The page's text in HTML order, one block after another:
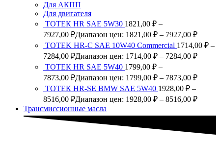
Для АКПП
Для двигателя
ТОТЕК HR SAE 5W30 1821,00 ₽ –
7927,00 ₽Диапазон цен: 1821,00 ₽ – 7927,00 ₽
TOTEK HR-C SAE 10W40 Commercial 1714,00 ₽ –
7284,00 ₽Диапазон цен: 1714,00 ₽ – 7284,00 ₽
ТОТЕК HR SAE 5W40 1799,00 ₽ –
7873,00 ₽Диапазон цен: 1799,00 ₽ – 7873,00 ₽
ТОТЕК HR-SE BMW SAE 5W40 1928,00 ₽ –
8516,00 ₽Диапазон цен: 1928,00 ₽ – 8516,00 ₽
Трансмиссионные масла